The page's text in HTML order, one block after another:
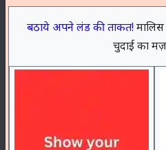
बठाये अपने लंड की ताकत!
चुदाई का